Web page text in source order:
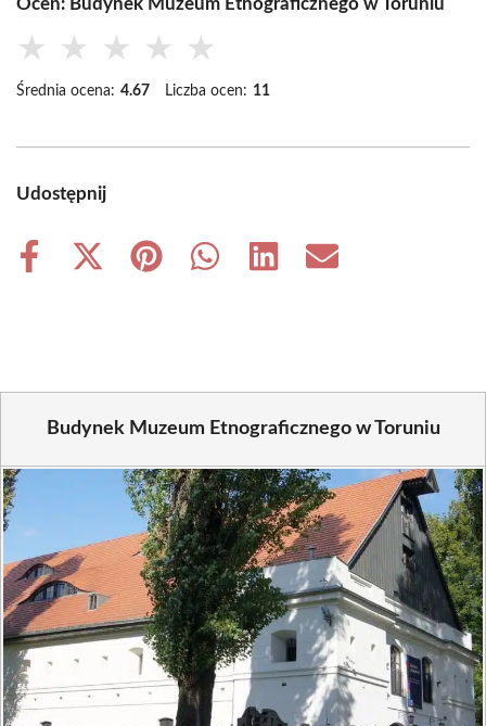
Oceń: Budynek Muzeum Etnograficznego w Toruniu
★ ★ ★ ★ ★
Średnia ocena: 4.67 Liczba ocen: 11
Udostępnij
Share
Share
Share
Share
Share
Share
Budynek Muzeum Etnograficznego w Toruniu